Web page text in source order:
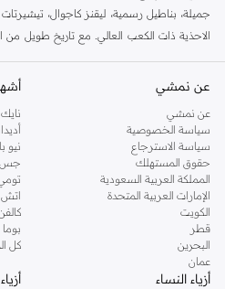
جميلة، بناطيل رسمية، ليقنز كاجوال،
الاحذية ذات الكعب العالي. مع تاريخ طويل من
كنت تقومين بتجديد خزانة ملابسك الملائمة
اليه.
تسوقي دوروثي بيركنز اون لاين مسقط
تسوقي دوروثي بيركنز اون لاين من نمشي
دوروثي بيركنز الشهيرة. تصفحي المجموعة
استخدمي القائمة لتحديد تجربة تسوق دوروثي
والدعم الاستثنائي يضمن لك تجربة تسوق
عن نمشي
عن نمشي
سياسة الخصوصية
سياسة الاسترجاع
حقوق المستهلك
المملكة العربية السعودية
الإمارات العربية المتحدة
الكويت
قطر
البحرين
عمان
نايك
نيو
جس
اتش
بوما
كل
أزياء النساء